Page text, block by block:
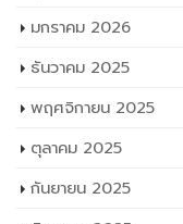
มกราคม 2026
ธันวาคม 2025
พฤศจิกายน 2025
ตุลาคม 2025
กันยายน 2025